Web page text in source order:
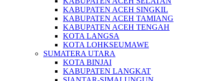
KABUPATEN ACEH SINGKIL
KABUPATEN ACEH TAMIANG
KABUPATEN ACEH TENGAH
KOTA LANGSA
KOTA LOHKSEUMAWE
SUMATERA UTARA
KOTA BINJAI
KABUPATEN LANGKAT